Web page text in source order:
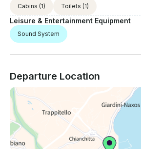
Cabins (1) Toilets (1)
Leisure & Entertainment Equipment
Sound System
Departure Location